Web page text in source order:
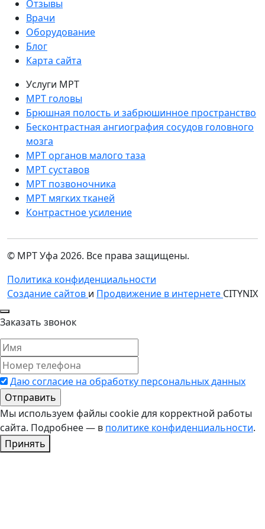
Отзывы
Врачи
Оборудование
Блог
Карта сайта
Услуги МРТ
МРТ головы
Брюшная полость и забрюшинное пространство
Бесконтрастная ангиография сосудов головного
мозга
МРТ органов малого таза
МРТ суставов
МРТ позвоночника
МРТ мягких тканей
Контрастное усиление
© МРТ Уфа 2026. Все права защищены.
Политика конфиденциальности
Создание сайтов и Продвижение в интернете CITYNIX
Заказать звонок
Даю согласие на обработку персональных данных
Мы используем файлы cookie для корректной работы
сайта. Подробнее — в политике конфиденциальности.
Принять